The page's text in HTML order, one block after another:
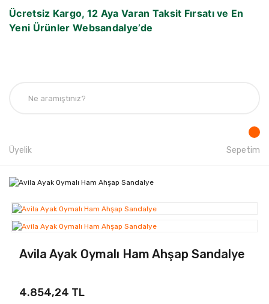
Ücretsiz Kargo, 12 Aya Varan Taksit Fırsatı ve En
Yeni Ürünler Websandalye’de
Üyelik Sepetim
Avila Ayak Oymalı Ham Ahşap Sandalye
4.854,24 TL